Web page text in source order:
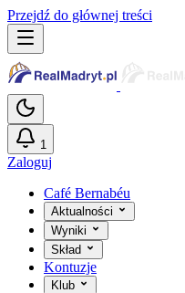
Przejdź do głównej treści
1
Zaloguj
Café Bernabéu
Aktualności
Wyniki
Skład
Kontuzje
Klub